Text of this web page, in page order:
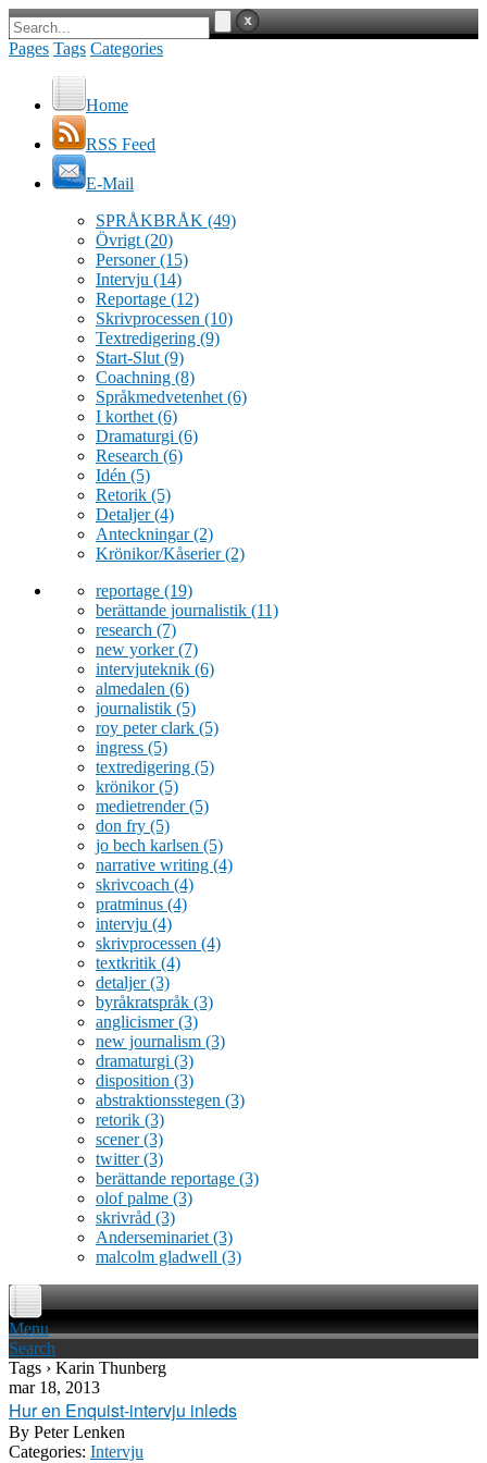
Pages Tags Categories
Home
RSS Feed
E-Mail
SPRÅKBRÅK (49)
Övrigt (20)
Personer(15)
Intervju (14)
Reportage (12)
Skrivprocessen (10)
Textredigering (9)
Start-Slut (9)
Coachning (8)
Språkmedvetenhet (6)
I korthet (6)
Dramaturgi (6)
Research (6)
Idén (5)
Retorik (5)
Detaljer(4)
Anteckningar(2)
Krönikor/Kåserier(2)
reportage (19)
berättande journalistik (11)
research (7)
new yorker(7)
intervjuteknik (6)
almedalen (6)
journalistik (5)
roy peter clark (5)
ingress (5)
textredigering (5)
krönikor(5)
medietrender(5)
don fry (5)
jo bech karlsen (5)
narrative writing (4)
skrivcoach (4)
pratminus (4)
intervju (4)
skrivprocessen (4)
textkritik (4)
detaljer(3)
byråkratspråk (3)
anglicismer(3)
new journalism (3)
dramaturgi (3)
disposition (3)
abstraktionsstegen (3)
retorik (3)
scener(3)
twitter(3)
berättande reportage (3)
olof palme (3)
skrivråd (3)
Anderseminariet (3)
malcolm gladwell (3)
Menu
Search
Tags › Karin Thunberg
mar 18, 2013
Hur en Enquist-intervju inleds
By Peter Lenken
Categories: Intervju